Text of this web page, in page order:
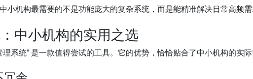
机构最需要的不是功能庞大的复杂系统，而是能精准解决日常高频需
中小机构的实用之选
系统” 是一款值得尝试的工具。它的优势，恰恰贴合了中小机构的实际